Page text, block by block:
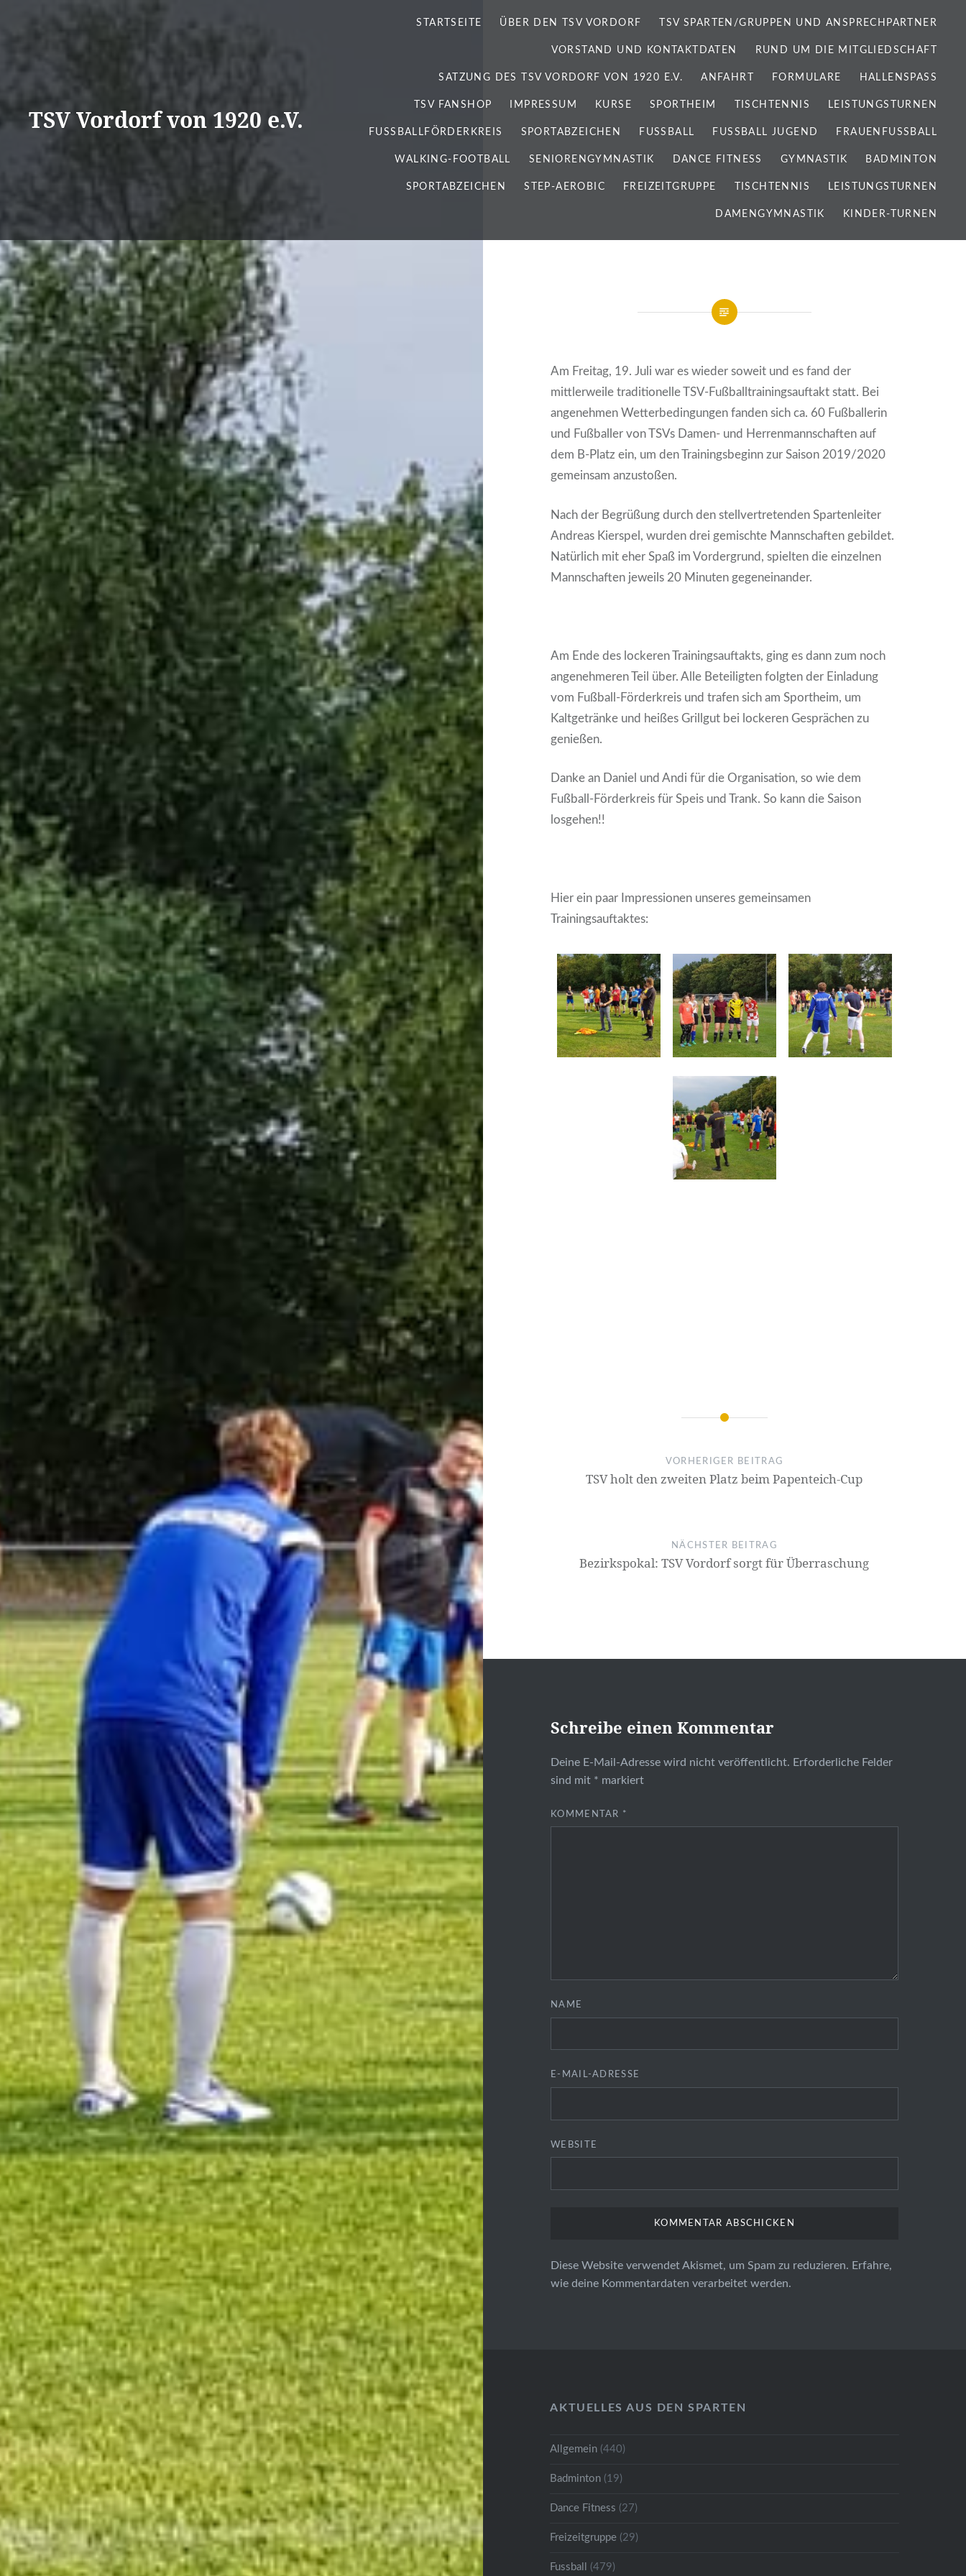
TSV Vordorf von 1920 e.V.
STARTSEITE ÜBER DEN TSV VORDORF TSV SPARTEN/GRUPPEN UND ANSPRECHPARTNER
VORSTAND UND KONTAKTDATEN RUND UM DIE MITGLIEDSCHAFT
SATZUNG DES TSV VORDORF VON 1920 E.V. ANFAHRT FORMULARE HALLENSPASS
TSV FANSHOP IMPRESSUM KURSE SPORTHEIM TISCHTENNIS LEISTUNGSTURNEN
FUSSBALLFÖRDERKREIS SPORTABZEICHEN FUSSBALL FUSSBALL JUGEND FRAUENFUSSBALL
WALKING-FOOTBALL SENIORENGYMNASTIK DANCE FITNESS GYMNASTIK BADMINTON
SPORTABZEICHEN STEP-AEROBIC FREIZEITGRUPPE TISCHTENNIS LEISTUNGSTURNEN
DAMENGYMNASTIK KINDER-TURNEN
Am Freitag, 19. Juli war es wieder soweit und es fand der
mittlerweile traditionelle TSV-Fußballtrainingsauftakt statt. Bei
angenehmen Wetterbedingungen fanden sich ca. 60 Fußballerin
und Fußballer von TSVs Damen- und Herrenmannschaften auf
dem B-Platz ein, um den Trainingsbeginn zur Saison 2019/2020
gemeinsam anzustoßen.
Nach der Begrüßung durch den stellvertretenden Spartenleiter
Andreas Kierspel, wurden drei gemischte Mannschaften gebildet.
Natürlich mit eher Spaß im Vordergrund, spielten die einzelnen
Mannschaften jeweils 20 Minuten gegeneinander.
Am Ende des lockeren Trainingsauftakts, ging es dann zum noch
angenehmeren Teil über. Alle Beteiligten folgten der Einladung
vom Fußball-Förderkreis und trafen sich am Sportheim, um
Kaltgetränke und heißes Grillgut bei lockeren Gesprächen zu
genießen.
Danke an Daniel und Andi für die Organisation, so wie dem
Fußball-Förderkreis für Speis und Trank. So kann die Saison
losgehen!!
Hier ein paar Impressionen unseres gemeinsamen
Trainingsauftaktes:
Beitragsnavigation
VORHERIGER BEITRAG
TSV holt den zweiten Platz beim Papenteich-Cup
NÄCHSTER BEITRAG
Bezirkspokal: TSV Vordorf sorgt für Überraschung
Schreibe einen Kommentar
Deine E-Mail-Adresse wird nicht veröffentlicht. Erforderliche Felder
sind mit * markiert
KOMMENTAR *
NAME
E-MAIL-ADRESSE
WEBSITE
Diese Website verwendet Akismet, um Spam zu reduzieren. Erfahre,
wie deine Kommentardaten verarbeitet werden.
AKTUELLES AUS DEN SPARTEN
Allgemein (440)
Badminton (19)
Dance Fitness (27)
Freizeitgruppe (29)
Fussball (479)